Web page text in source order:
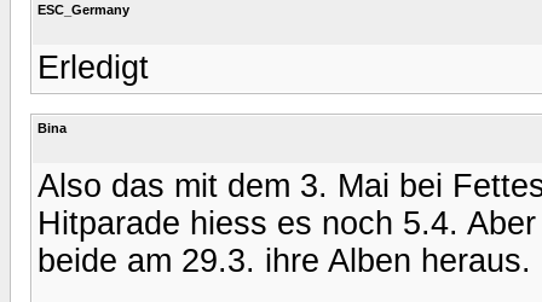
ESC_Germany
Erledigt
Bina
Also das mit dem 3. Mai bei
Hitparade hiess es noch 5.4.
beide am 29.3. ihre Alben heraus.